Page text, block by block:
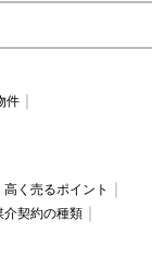
件
高く売るポイント
介契約の種類